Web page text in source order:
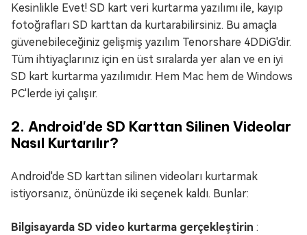
Kesinlikle Evet! SD kart veri kurtarma yazılımı ile, kayıp
fotoğrafları SD karttan da kurtarabilirsiniz. Bu amaçla
güvenebileceğiniz gelişmiş yazılım Tenorshare 4DDiG'dir.
Tüm ihtiyaçlarınız için en üst sıralarda yer alan ve en iyi
SD kart kurtarma yazılımıdır. Hem Mac hem de Windows
PC'lerde iyi çalışır.
2. Android'de SD Karttan Silinen Videolar
Nasıl Kurtarılır?
Android'de SD karttan silinen videoları kurtarmak
istiyorsanız, önünüzde iki seçenek kaldı. Bunlar:
Bilgisayarda SD video kurtarma gerçekleştirin :